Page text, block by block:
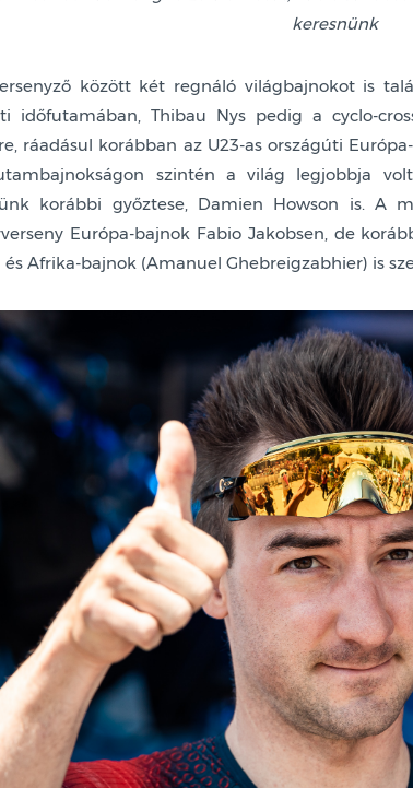
keresnünk
között két regnáló világbajnokot is
időfutamában, Thibau Nys pedig a cyclo-
ráadásul korábban az U23-as országúti
szintén a világ legjobbja
korábbi győztese, Damien Howson is. A
Európa-bajnok Fabio Jakobsen, de
és Afrika-bajnok (Amanuel Ghebreigzabhier) is